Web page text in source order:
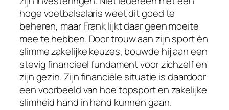
hoge voetbalsalaris weet dit goed te
beheren, maar Frank lijkt daar geen moeite
mee te hebben. Door trouw aan zijn sport én
slimme zakelijke keuzes, bouwde hij aan een
stevig financieel fundament voor zichzelf en
zijn gezin. Zijn financiële situatie is daardoor
een voorbeeld van hoe topsport en zakelijke
slimheid hand in hand kunnen gaan.